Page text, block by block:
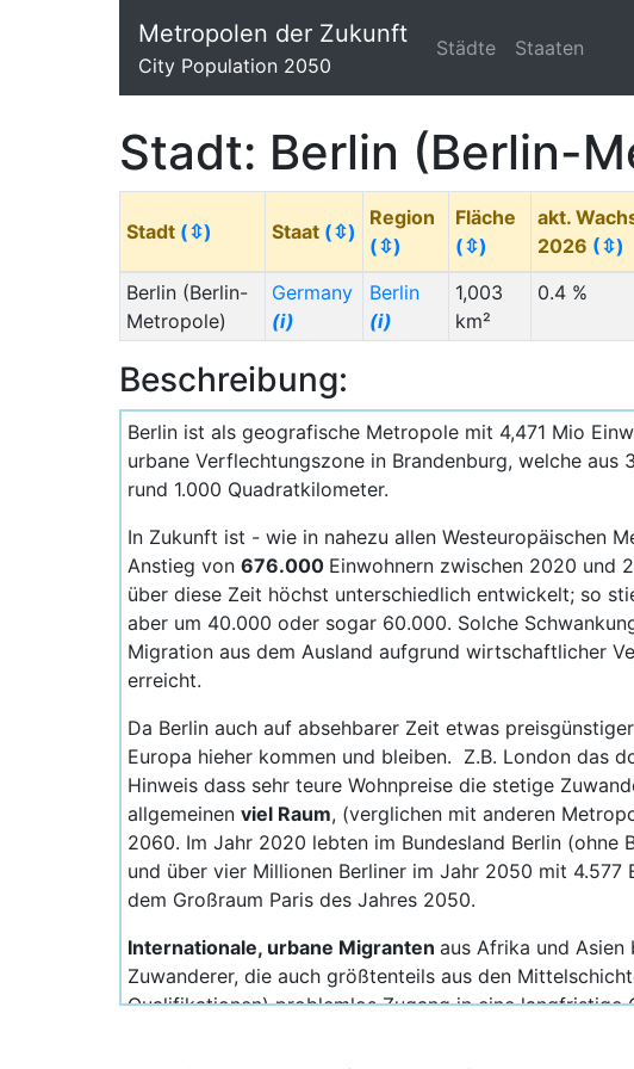
Metropolen der Zukunft
City Population 2050
Städte Staaten
Stadt: Berlin (Berlin-
Stadt (⇳) Staat (⇳)
Region
(⇳)
Fläche
(⇳)
akt.
2026 (⇳)
Berlin (Berlin-
Metropole)
Germany
(i)
Berlin
(i)
1,003
km²
0.4 %
Beschreibung:
Berlin ist als geografische Metropole mit 4,471 Mio
urbane Verflechtungszone in Brandenburg, welche aus
rund 1.000 Quadratkilometer.
In Zukunft ist - wie in nahezu allen Westeuropäischen
Anstieg von 676.000 Einwohnern zwischen 2020 und
über diese Zeit höchst unterschiedlich entwickelt; so
aber um 40.000 oder sogar 60.000. Solche
Migration aus dem Ausland aufgrund wirtschaftlicher
erreicht.
Da Berlin auch auf absehbarer Zeit etwas
Europa hieher kommen und bleiben. Z.B. London das
Hinweis dass sehr teure Wohnpreise die stetige
allgemeinen viel Raum, (verglichen mit anderen
2060. Im Jahr 2020 lebten im Bundesland Berlin (ohne
und über vier Millionen Berliner im Jahr 2050 mit
dem Großraum Paris des Jahres 2050.
Internationale, urbane Migranten aus Afrika und
Zuwanderer, die auch größtenteils aus den
Qualifikationen) problemlos Zugang in eine